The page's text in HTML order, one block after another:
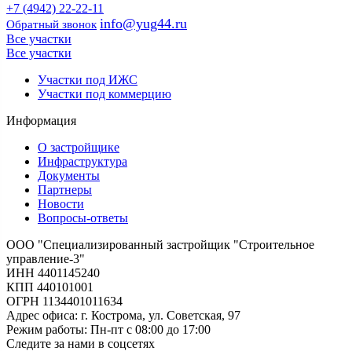
+7 (4942) 22-22-11
Обратный звонок info@yug44.ru
Все участки
Все участки
Участки под ИЖС
Участки под коммерцию
Информация
О застройщике
Инфраструктура
Документы
Партнеры
Новости
Вопросы-ответы
ООО "Специализированный застройщик "Строительное
управление-3"
ИНН 4401145240
КПП 440101001
ОГРН 1134401011634
Адрес офиса: г. Кострома, ул. Советская, 97
Режим работы: Пн-пт с 08:00 до 17:00
Следите за нами в соцсетях